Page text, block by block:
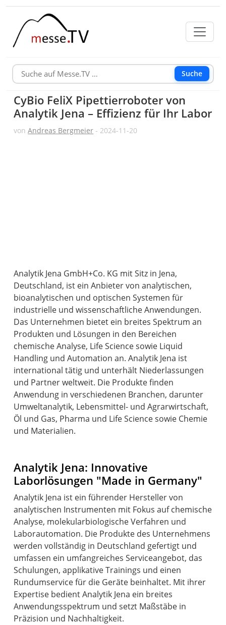
Suche
CyBio FeliX Pipettierroboter von
Analytik Jena – Effizienz für Ihr Labor
vonAndreas Bergmeier - 2024-11-20
Analytik Jena GmbH+Co. KG mit Sitz in Jena,
Deutschland, ist ein Anbieter von analytischen,
bioanalytischen und optischen Systemen für
industrielle und wissenschaftliche Anwendungen.
Das Unternehmen bietet ein breites Spektrum an
Produkten und Lösungen in den Bereichen
chemische Analyse, Life Science sowie Liquid
Handling und Automation an. Analytik Jena ist
international tätig und unterhält Niederlassungen
und Partner weltweit. Die Produkte finden
Anwendung in verschiedenen Branchen, darunter
Umweltanalytik, Lebensmittel- und Agrarwirtschaft,
Öl und Gas, Pharma und Life Science sowie Chemie
und Materialien.
Analytik Jena: Innovative
Laborlösungen "Made in Germany"
Analytik Jena ist ein führender Hersteller von
analytischen Instrumenten mit Fokus auf chemische
Analyse, molekularbiologische Verfahren und
Laborautomation. Die Produkte des Unternehmens
werden vollständig in Deutschland gefertigt und
umfassen ein umfangreiches Serviceangebot, das
Schulungen, applikative Trainings und einen
Rundumservice für die Geräte beinhaltet. Mit ihrer
Expertise bedient Analytik Jena ein breites
Anwendungsspektrum und setzt Maßstäbe in
Präzision und Nachhaltigkeit.